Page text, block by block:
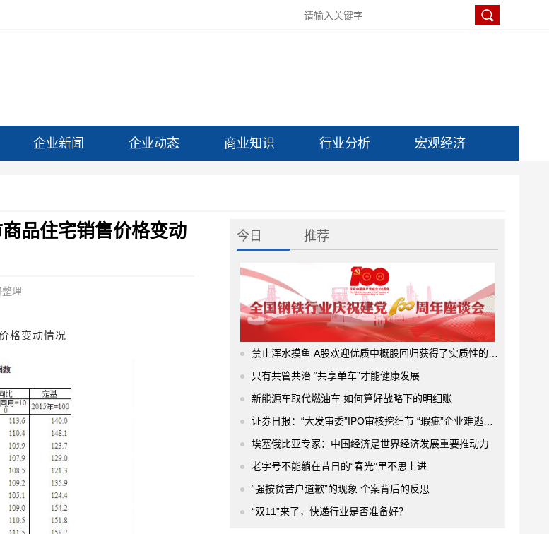
企业新闻 企业动态 商业知识 行业分析 宏观经济
品住宅销售价格变动
理
格变动情况
今日 推荐
禁止浑水摸鱼 A股欢迎优质中概股回归获得了实质性的进展
只有共管共治 “共享单车”才能健康发展
新能源车取代燃油车 如何算好战略下的明细账
证券日报：“大发审委”IPO审核挖细节 “瑕疵”企业难逃法眼
埃塞俄比亚专家：中国经济是世界经济发展重要推动力
老字号不能躺在昔日的“春光”里不思上进
“强按贫苦户道歉”的现象 个案背后的反思
“双11”来了，快递行业是否准备好？